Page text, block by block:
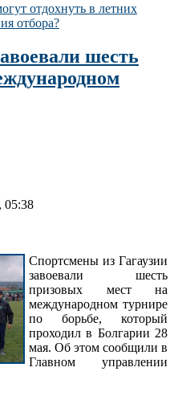
отдохнуть в летних
отбора?
шесть
05:38
Спортсмены из Гагаузии
завоевали шесть
призовых мест на
международном турнире
по борьбе, который
проходил в Болгарии 28
мая. Об этом сообщили в
Главном управлении